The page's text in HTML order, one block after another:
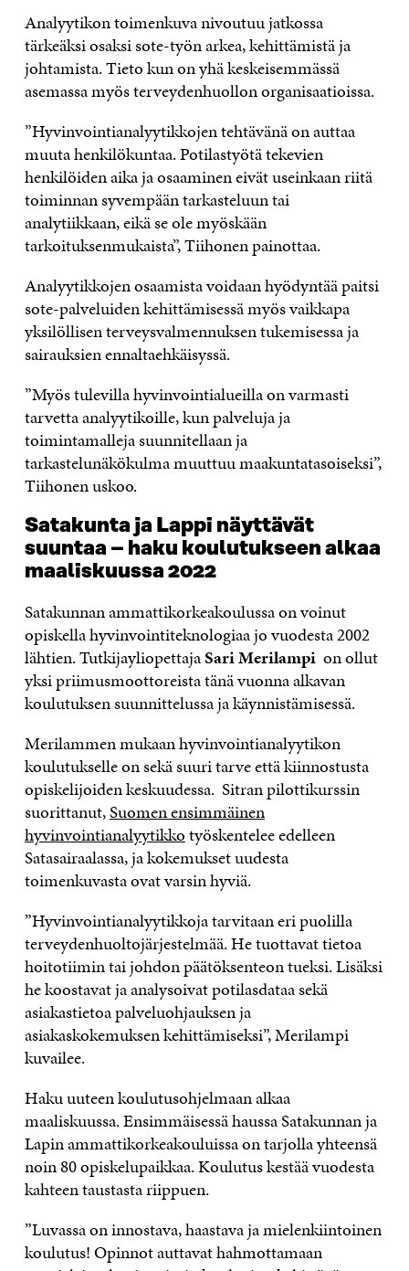
Analyytikon toimenkuva nivoutuu jatkossa
tärkeäksi osaksi sote-työn arkea, kehittämistä ja
johtamista. Tieto kun on yhä keskeisemmässä
asemassa myös terveydenhuollon organisaatioissa.
”Hyvinvointianalyytikkojen tehtävänä on auttaa
muuta henkilökuntaa. Potilastyötä tekevien
henkilöiden aika ja osaaminen eivät useinkaan riitä
toiminnan syvempään tarkasteluun tai
analytiikkaan, eikä se ole myöskään
tarkoituksenmukaista”, Tiihonen painottaa.
Analyytikkojen osaamista voidaan hyödyntää paitsi
sote-palveluiden kehittämisessä myös vaikkapa
yksilöllisen terveysvalmennuksen tukemisessa ja
sairauksien ennaltaehkäisyssä.
”Myös tulevilla hyvinvointialueilla on varmasti
tarvetta analyytikoille, kun palveluja ja
toimintamalleja suunnitellaan ja
tarkastelunäkökulma muuttuu maakuntatasoiseksi”,
Tiihonen uskoo.
Satakunta ja Lappi näyttävät
suuntaa – haku koulutukseen alkaa
maaliskuussa 2022
Satakunnan ammattikorkeakoulussa on voinut
opiskella hyvinvointiteknologiaa jo vuodesta 2002
lähtien. TutkijayliopettajaSari Merilampion ollut
yksi priimusmoottoreista tänä vuonna alkavan
koulutuksen suunnittelussa ja käynnistämisessä.
Merilammen mukaan hyvinvointianalyytikon
koulutukselle on sekä suuri tarve että kiinnostusta
opiskelijoiden keskuudessa. Sitran pilottikurssin
suorittanut,Suomen ensimmäinen
hyvinvointianalyytikkotyöskentelee edelleen
Satasairaalassa, ja kokemukset uudesta
toimenkuvasta ovat varsin hyviä.
”Hyvinvointianalyytikkoja tarvitaan eri puolilla
terveydenhuoltojärjestelmää. He tuottavat tietoa
hoitotiimin tai johdon päätöksenteon tueksi. Lisäksi
he koostavat ja analysoivat potilasdataa sekä
asiakastietoa palveluohjauksen ja
asiakaskokemuksen kehittämiseksi”, Merilampi
kuvailee.
Haku uuteen koulutusohjelmaan alkaa
maaliskuussa. Ensimmäisessä haussa Satakunnan ja
Lapin ammattikorkeakouluissa on tarjolla yhteensä
noin 80 opiskelupaikkaa. Koulutus kestää vuodesta
kahteen taustasta riippuen.
”Luvassa on innostava, haastava ja mielenkiintoinen
koulutus! Opinnot auttavat hahmottamaan